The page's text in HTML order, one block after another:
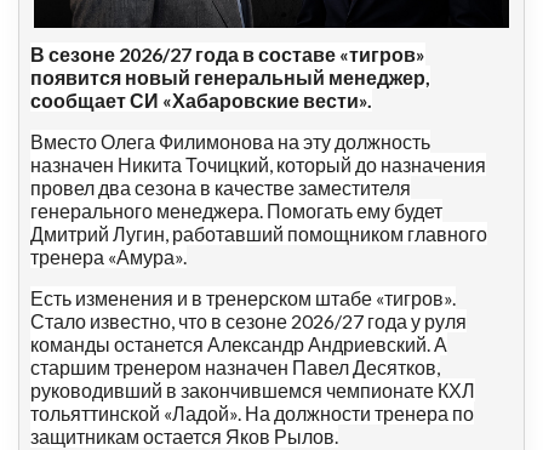
В сезоне 2026/27 года в составе «тигров»
появится новый генеральный менеджер,
сообщает СИ «Хабаровские вести».
Вместо Олега Филимонова на эту должность
назначен Никита Точицкий, который до назначения
провел два сезона в качестве заместителя
генерального менеджера. Помогать ему будет
Дмитрий Лугин, работавший помощником главного
тренера «Амура».
Есть изменения и в тренерском штабе «тигров».
Стало известно, что в сезоне 2026/27 года у руля
команды останется Александр Андриевский. А
старшим тренером назначен Павел Десятков,
руководивший в закончившемся чемпионате КХЛ
тольяттинской «Ладой». На должности тренера по
защитникам остается Яков Рылов.